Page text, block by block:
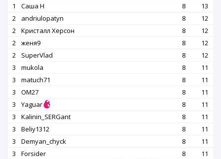
1
Саша Н 8
13
2
andriulopatyn 8
12
2
Кристалл Херсон 8
12
2
женя9 8
12
2
SuperVlad 8
12
3
mukola 8
11
3
matuch71 8
11
3
OM27 8
11
3
Yaguar 8
11
3
Kalinin_SERGant 8
11
3
Beliy1312 8
11
3
Demyan_chyck 8
11
3
Forsider 8
11